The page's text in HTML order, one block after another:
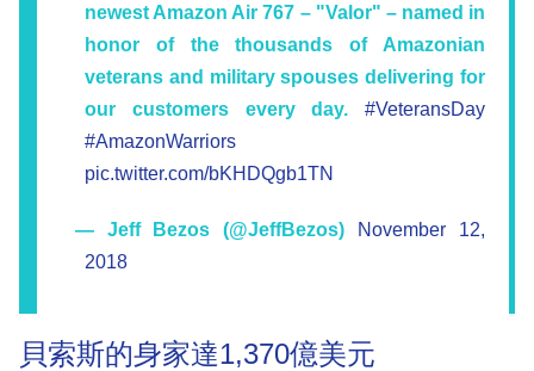
newest Amazon Air 767 – "Valor" – named in
honor of the thousands of Amazonian
veterans and military spouses delivering for
our customers every day. #VeteransDay
#AmazonWarriors
pic.twitter.com/bKHDQgb1TN
— Jeff Bezos (@JeffBezos)
November 12,
2018
貝索斯的身家達1,370億美元